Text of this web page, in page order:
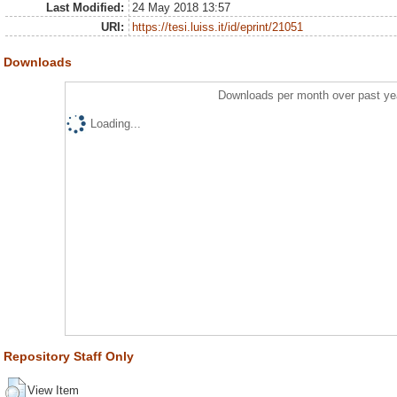
Last Modified:
24 May 2018 13:57
URI:
https://tesi.luiss.it/id/eprint/21051
Downloads
Downloads per month over past
Loading...
Repository Staff Only
View Item